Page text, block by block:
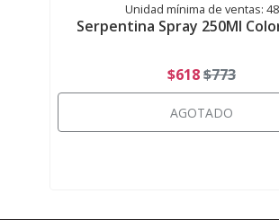
Unidad mínima de ventas: 48
Serpentina Spray 250Ml
$618$773
AGOTADO